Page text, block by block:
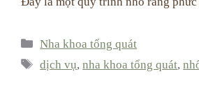
Categories
Nha khoa tổng quát
Tags
dịch vụ,nha khoa tổng quát,